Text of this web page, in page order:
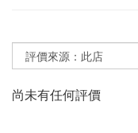
尚未有任何評價